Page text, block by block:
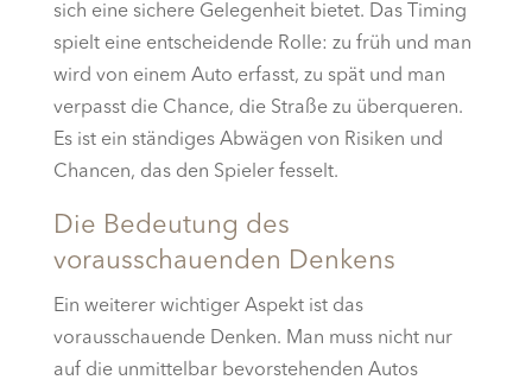
sich eine sichere Gelegenheit bietet. Das Timing
spielt eine entscheidende Rolle: zu früh und man
wird von einem Auto erfasst, zu spät und man
verpasst die Chance, die Straße zu überqueren.
Es ist ein ständiges Abwägen von Risiken und
Chancen, das den Spieler fesselt.
Die Bedeutung des
vorausschauenden Denkens
Ein weiterer wichtiger Aspekt ist das
vorausschauende Denken. Man muss nicht nur
auf die unmittelbar bevorstehenden Autos